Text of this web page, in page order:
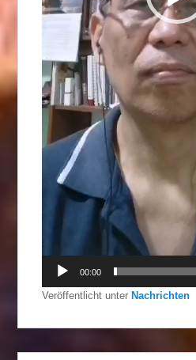
00:00
Veröffentlicht unter Nachrichten